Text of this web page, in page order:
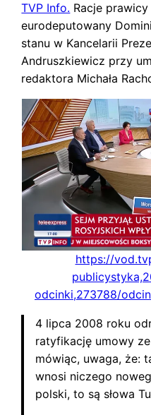
TVP Info. Racje
eurodeputowany
stanu w Kancelarii
Andruszkiewicz przy
redaktora Michała
https://
odcinki,273788/
4 lipca 2008 roku
ratyfikację umowy
mówiąc, uwaga, że:
wnosi niczego
polski, to są słowa